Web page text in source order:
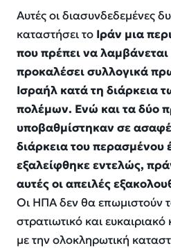
Αυτές οι διασυνδεδεμένες
καταστήσει το Ιράν μια
που πρέπει να
προκαλέσει συλλογικά
Ισραήλ κατά τη διάρκεια
πολέμων. Ενώ και τα δύο
υποβαθμίστηκαν σε
διάρκεια του περασμένου
εξαλείφθηκε εντελώς,
αυτές οι απειλές
Οι ΗΠΑ δεν θα επωμιστούν
στρατιωτικό και
με την ολοκληρωτική